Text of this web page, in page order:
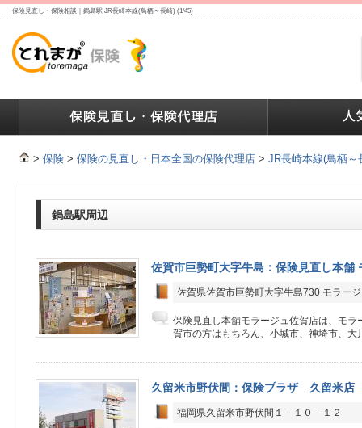
保険見直し・保険相談｜鍋島駅 JR長崎本線(鳥栖～長崎) (1/45)
> 保険 > 保険の見直し・日本全国の保険代理店 > JR長崎本線(鳥栖～
鍋島駅周辺
佐賀市巨勢町大字牛島：保険見直し本舗
佐賀県佐賀市巨勢町大字牛島730 モラー
保険見直し本舗モラージュ佐賀店は、モラ
賀市の方はもちろん、小城市、神埼市、大
久留米市野伏間：保険プラザ 久留米
福岡県久留米市野伏間１－１０－１２